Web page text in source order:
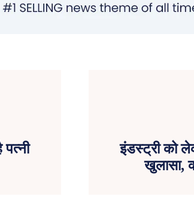
पत्नी
इंडस्ट्री को
खुलासा,